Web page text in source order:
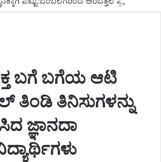
ಬಗೆ ಬಗೆಯ ಆಟಿ
ತಿಂಡಿ ತಿನಿಸುಗಳನ್ನು
ಜ್ಞಾನದಾ